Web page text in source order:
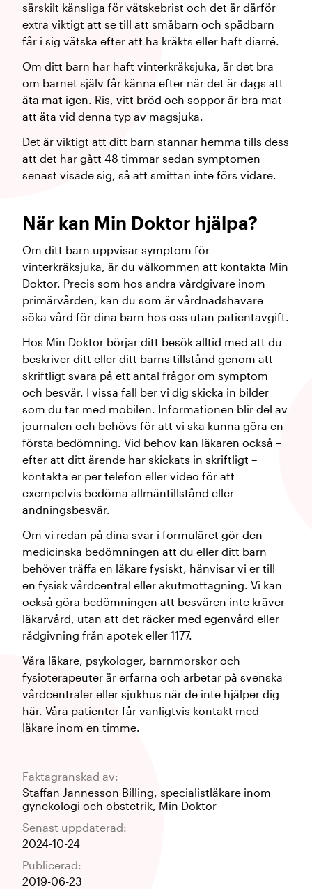
särskilt känsliga för vätskebrist och det är därför
extra viktigt att se till att småbarn och spädbarn
får i sig vätska efter att ha kräkts eller haft diarré.
​Om ditt barn har haft vinterkräksjuka, är det bra
om barnet själv får känna efter när det är dags att
äta mat igen. Ris, vitt bröd och soppor är bra mat
att äta vid denna typ av magsjuka.
Det är viktigt att ditt barn stannar hemma tills dess
att det har gått 48 timmar sedan symptomen
senast visade sig, så att smittan inte förs vidare.
När kan Min Doktor hjälpa?
Om ditt barn uppvisar symptom för
vinterkräksjuka, är du välkommen att kontakta Min
Doktor. Precis som hos andra vårdgivare inom
primärvården, kan du som är vårdnadshavare
söka vård för dina barn hos oss utan patientavgift.
Hos Min Doktor börjar ditt besök alltid med att du
beskriver ditt eller ditt barns tillstånd genom att
skriftligt svara på ett antal frågor om symptom
och besvär. I vissa fall ber vi dig skicka in bilder
som du tar med mobilen. Informationen blir del av
journalen och behövs för att vi ska kunna göra en
första bedömning. Vid behov kan läkaren också –
efter att ditt ärende har skickats in skriftligt –
kontakta er per telefon eller video för att
exempelvis bedöma allmäntillstånd eller
andningsbesvär.
Om vi redan på dina svar i formuläret gör den
medicinska bedömningen att du eller ditt barn
behöver träffa en läkare fysiskt, hänvisar vi er till
en fysisk vårdcentral eller akutmottagning. Vi kan
också göra bedömningen att besvären inte kräver
läkarvård, utan att det räcker med egenvård eller
rådgivning från apotek eller 1177.
Våra läkare, psykologer, barnmorskor och
fysioterapeuter är erfarna och arbetar på svenska
vårdcentraler eller sjukhus när de inte hjälper dig
här. Våra patienter får vanligtvis kontakt med
läkare inom en timme.
Faktagranskad av:
Staffan Jannesson Billing, specialistläkare inom
gynekologi och obstetrik, Min Doktor
Senast uppdaterad:
2024-10-24
Publicerad:
2019-06-23